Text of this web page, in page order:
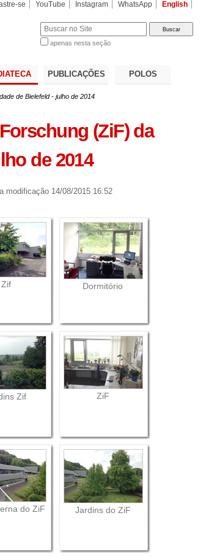
se YouTube Instagram WhatsApp English
apenas nesta seção
PUBLICAÇÕES POLOS
de Bielefeld - julho de 2014
(ZiF) da
de 2014
modificação14/08/2015 16:52
Zif Dormitório
Zif ZiF
do ZiF Jardins do ZiF